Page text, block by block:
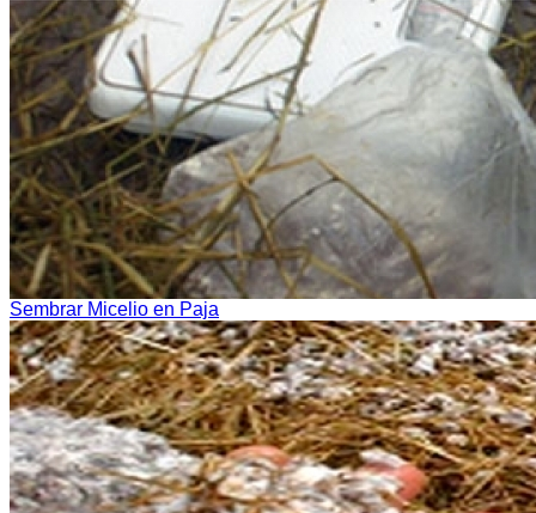
Sembrar Micelio en Paja